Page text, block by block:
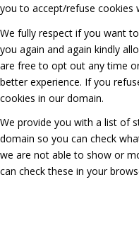
you to accept/refuse cookies
We fully respect if you want
you again and again kindly
are free to opt out any time
better experience. If you
cookies in our domain.
We provide you with a list of
domain so you can check
we are not able to show or
can check these in your